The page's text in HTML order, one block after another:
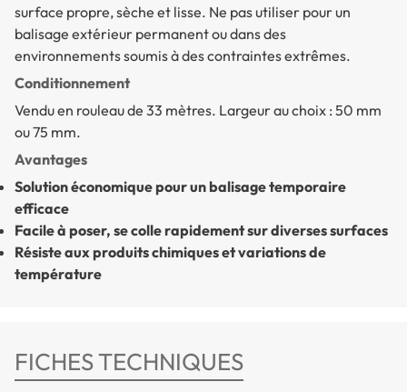
surface propre, sèche et lisse. Ne pas utiliser pour un
balisage extérieur permanent ou dans des
environnements soumis à des contraintes extrêmes.
Conditionnement
Vendu en rouleau de 33 mètres. Largeur au choix : 50 mm
ou 75 mm.
Avantages
Solution économique pour un balisage temporaire
efficace
Facile à poser, se colle rapidement sur diverses surfaces
Résiste aux produits chimiques et variations de
température
FICHES TECHNIQUES